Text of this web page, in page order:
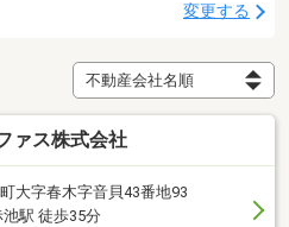
変更する
ス株式会社
大字春木字音貝43番地93
駅 徒歩35分